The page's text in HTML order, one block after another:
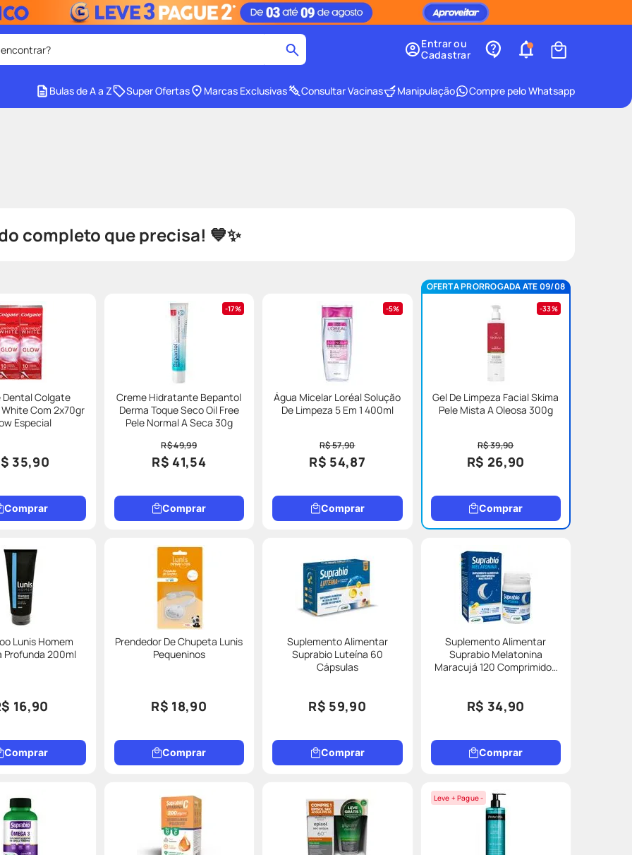
Entrar ou
Cadastrar
Bulas de A a Z Super Ofertas Marcas Exclusivas Consultar Vacinas Manipulação Compre pelo Whatsapp
completo que precisa! 💙✨
Dental Colgate
Com 2x70gr
Especial
35,90
Comprar
17%
Creme Hidratante Bepantol
Derma Toque Seco Oil Free
Pele Normal A Seca 30g
R$ 49,99
R$ 41,54
Comprar
5%
Água Micelar Loréal Solução
De Limpeza 5 Em 1 400ml
R$ 57,90
R$ 54,87
Comprar
OFERTA PRORROGADA ATE 09/08
33%
Gel De Limpeza Facial Skima
Pele Mista A Oleosa 300g
R$ 39,90
R$ 26,90
Comprar
Lunis Homem
Profunda 200ml
16,90
Comprar
Prendedor De Chupeta Lunis
Pequeninos
R$ 18,90
Comprar
Suplemento Alimentar
Suprabio Luteína 60
Cápsulas
R$ 59,90
Comprar
Suplemento Alimentar
Suprabio Melatonina
Maracujá 120 Comprimidos
R$ 34,90
Comprar
Leve + Pague -